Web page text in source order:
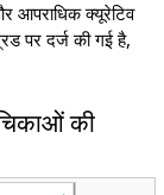
आपराधिक क्यूरेटिव
पर दर्ज की गई है,
की